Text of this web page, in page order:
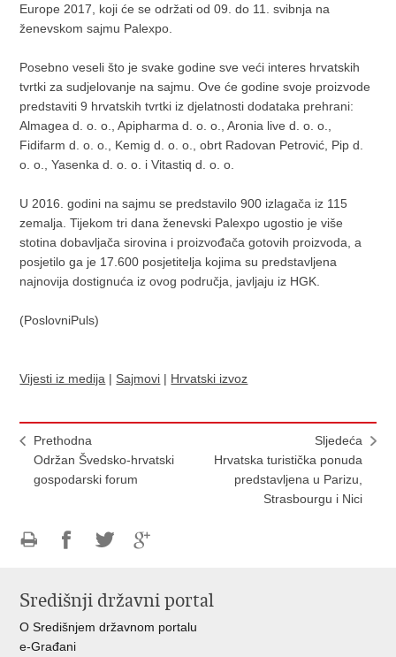
Europe 2017, koji će se održati od 09. do 11. svibnja na
ženevskom sajmu Palexpo.
Posebno veseli što je svake godine sve veći interes hrvatskih
tvrtki za sudjelovanje na sajmu. Ove će godine svoje proizvode
predstaviti 9 hrvatskih tvrtki iz djelatnosti dodataka prehrani:
Almagea d. o. o., Apipharma d. o. o., Aronia live d. o. o.,
Fidifarm d. o. o., Kemig d. o. o., obrt Radovan Petrović, Pip d.
o. o., Yasenka d. o. o. i Vitastiq d. o. o.
U 2016. godini na sajmu se predstavilo 900 izlagača iz 115
zemalja. Tijekom tri dana ženevski Palexpo ugostio je više
stotina dobavljača sirovina i proizvođača gotovih proizvoda, a
posjetilo ga je 17.600 posjetitelja kojima su predstavljena
najnovija dostignuća iz ovog područja, javljaju iz HGK.
(PoslovniPuls)
Vijesti iz medija | Sajmovi | Hrvatski izvoz
Prethodna
Održan Švedsko-hrvatski
gospodarski forum
Sljedeća
Hrvatska turistička ponuda
predstavljena u Parizu,
Strasbourgu i Nici
FacebookuTwitteruGoogle
Središnji državni portal
O Središnjem državnom portalu
e-Građani